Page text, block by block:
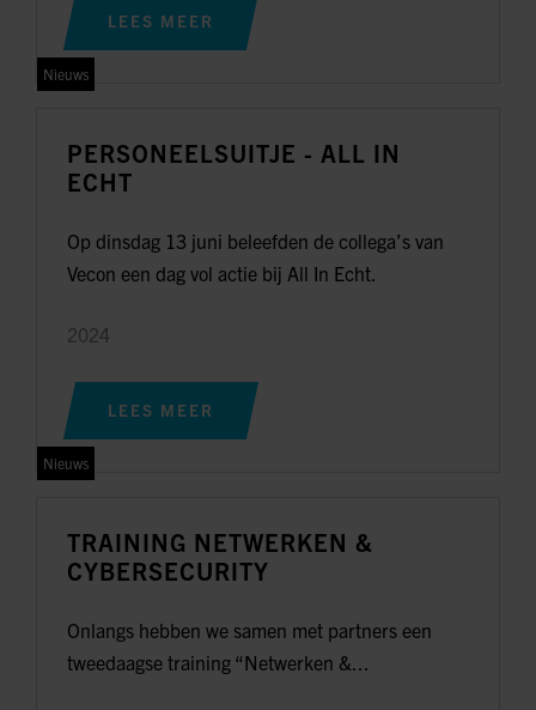
LEES MEER
Nieuws
PERSONEELSUITJE - ALL IN
ECHT
Op dinsdag 13 juni beleefden de collega’s van
Vecon een dag vol actie bij All In Echt.
2024
LEES MEER
Nieuws
TRAINING NETWERKEN &
CYBERSECURITY
Onlangs hebben we samen met partners een
tweedaagse training “Netwerken &...